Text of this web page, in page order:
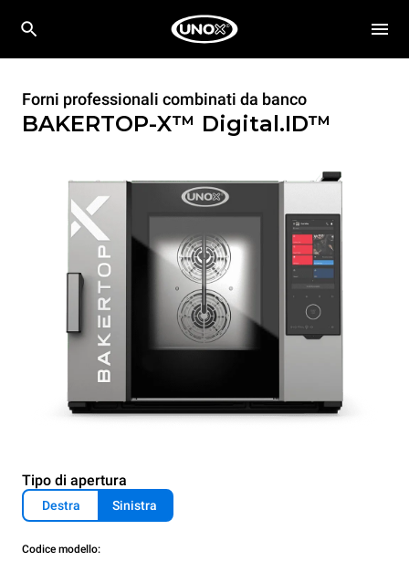
Forni professionali combinati da banco
BAKERTOP-X™ Digital.ID™
Tipo di apertura
Destra Sinistra
Codice modello: